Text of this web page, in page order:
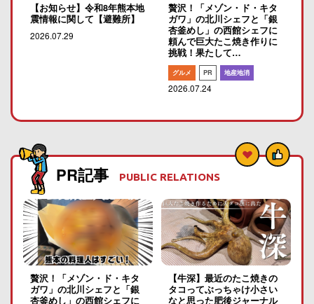
【お知らせ】令和8年熊本地
震情報に関して【避難所】
2026.07.29
贅沢！「メゾン・ド・キタ
ガワ」の北川シェフと「銀
杏釜めし」の西館シェフに
頼んで巨大たこ焼き作りに
挑戦！果たして…
グルメ PR 地産地消
2026.07.24
PR記事 PUBLIC RELATIONS
贅沢！「メゾン・ド・キタ
ガワ」の北川シェフと「銀
杏釜めし」の西館シェフに
【牛深】最近のたこ焼きの
タコってぶっちゃけ小さい
なと思った肥後ジャーナル